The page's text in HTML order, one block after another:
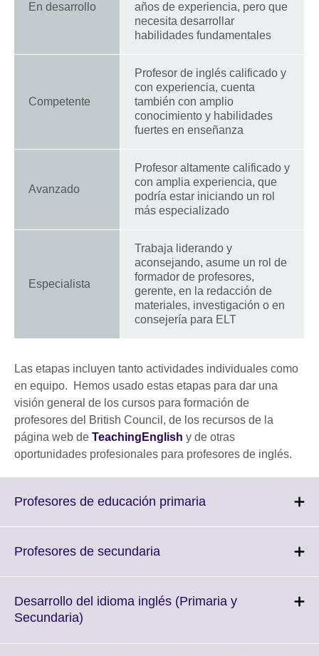
En desarrollo
años de experiencia, pero que
necesita desarrollar
habilidades fundamentales
Competente
Profesor de inglés calificado y
con experiencia, cuenta
también con amplio
conocimiento y habilidades
fuertes en enseñanza
Avanzado
Profesor altamente calificado y
con amplia experiencia, que
podría estar iniciando un rol
más especializado
Especialista
Trabaja liderando y
aconsejando, asume un rol de
formador de profesores,
gerente, en la redacción de
materiales, investigación o en
consejería para ELT
Las etapas incluyen tanto actividades individuales como
en equipo. Hemos usado estas etapas para dar una
visión general de los cursos para formación de
profesores del British Council, de los recursos de la
página web de TeachingEnglish y de otras
oportunidades profesionales para profesores de inglés.
Profesores de educación primaria
Profesores de secundaria
More
Desarrollo del idioma inglés (Primaria y
Secundaria)